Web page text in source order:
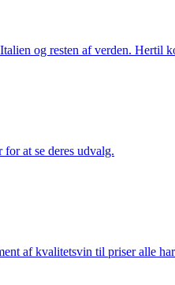
og resten af verden. Hertil
at se deres udvalg.
af kvalitetsvin til priser alle